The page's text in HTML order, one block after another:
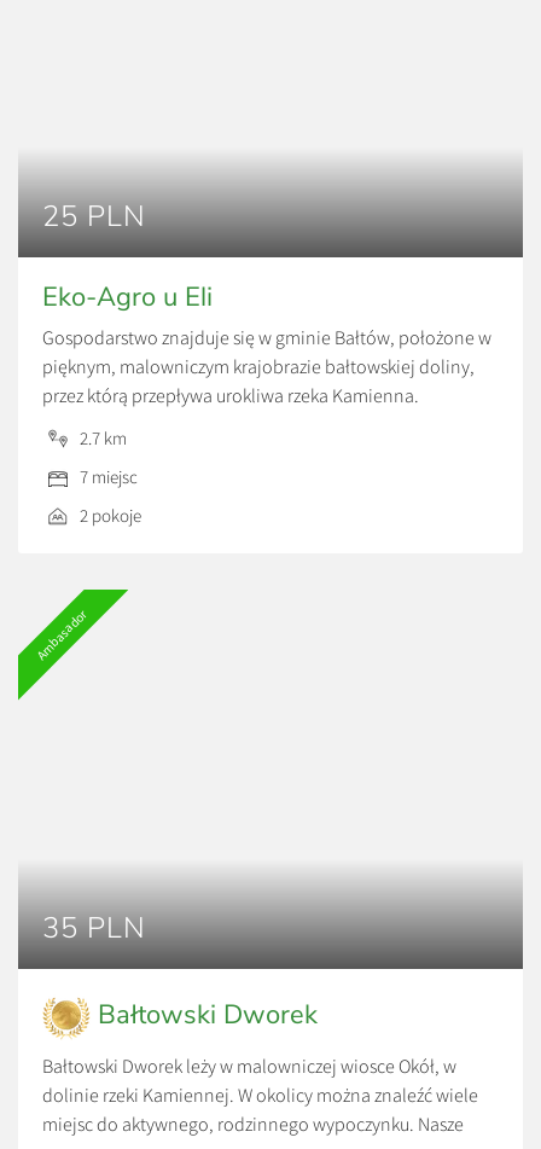
25 PLN
Eko-Agro u Eli
Gospodarstwo znajduje się w gminie Bałtów, położone w
pięknym, malowniczym krajobrazie bałtowskiej doliny,
przez którą przepływa urokliwa rzeka Kamienna.
Udostępniamy 2 pokoje gościnne z łazienkami. W każdym
z pokoi znajduje się telewizor oraz dostęp do internetu
bezprzewodowego (hot-spot). Oferujemy domowe
posiłki. Dla naszych gości m.in. udostępniamy aneks
2.7 km
7 miejsc
2 pokoje
Ambasador
35 PLN
Bałtowski Dworek
Bałtowski Dworek leży w malowniczej wiosce Okół, w
dolinie rzeki Kamiennej. W okolicy można znaleźć wiele
miejsc do aktywnego, rodzinnego wypoczynku. Nasze